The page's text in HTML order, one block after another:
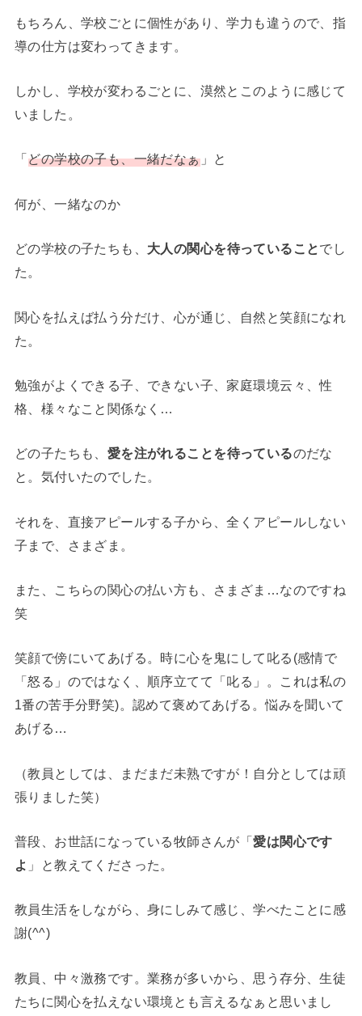
もちろん、学校ごとに個性があり、学力も違うので、指
導の仕方は変わってきます。
しかし、学校が変わるごとに、漠然とこのように感じて
いました。
「 どの学校の子も、一緒だなぁ」と
何が、一緒なのか
どの学校の子たちも、 大人の関心を待っていることでし
た。
関心を払えば払う分だけ、心が通じ、自然と笑顔になれ
た。
勉強がよくできる子、できない子、家庭環境云々、性
格、様々なこと関係なく…
どの子たちも、 愛を注がれることを待っているのだな
と。気付いたのでした。
それを、直接アピールする子から、全くアピールしない
子まで、さまざま。
また、こちらの関心の払い方も、さまざま…なのですね
笑
笑顔で傍にいてあげる。時に心を鬼にして叱る(感情で
「怒る」のではなく、順序立てて「叱る」。これは私の
1番の苦手分野笑)。認めて褒めてあげる。悩みを聞いて
あげる…
（教員としては、まだまだ未熟ですが！自分としては頑
張りました笑）
普段、お世話になっている牧師さんが「愛は関心です
よ 」と教えてくださった。
教員生活をしながら、身にしみて感じ、学べたことに感
謝(^^)
教員、中々激務です。業務が多いから、思う存分、生徒
たちに関心を払えない環境とも言えるなぁと思いまし